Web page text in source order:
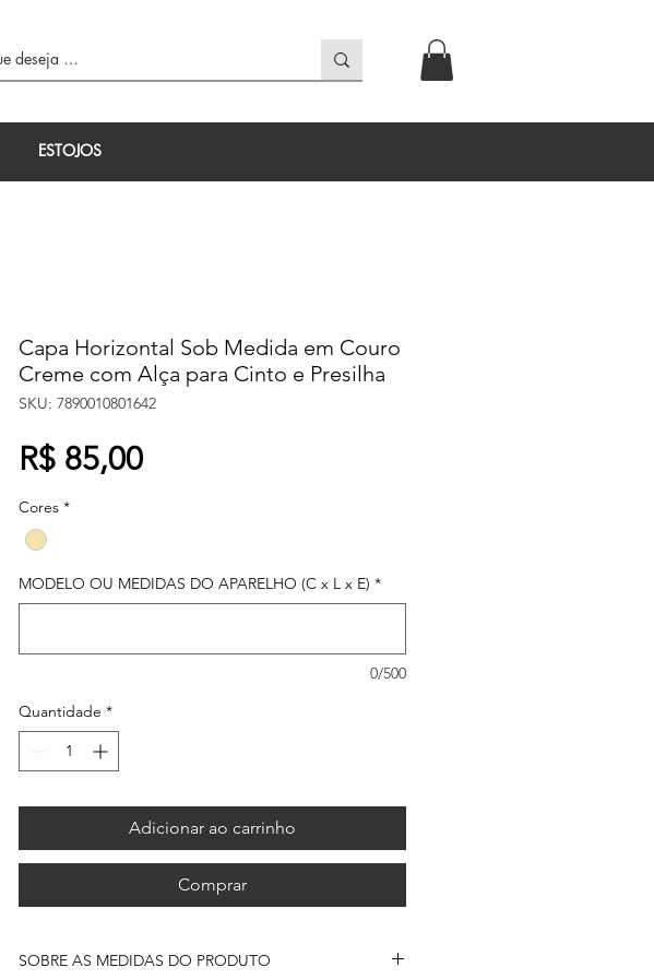
ESTOJOS
Capa Horizontal Sob Medida em Couro
Creme com Alça para Cinto e Presilha
SKU: 7890010801642
R$ 85,00Preço
Cores *
MODELO OU MEDIDAS DO APARELHO (C x L x E) *
0/500
Quantidade *
Adicionar ao carrinho
Comprar
SOBRE AS MEDIDAS DO PRODUTO